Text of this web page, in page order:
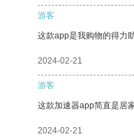
游客
这款app是我购物的得力
2024-02-21
游客
这款加速器app简直是居
2024-02-21